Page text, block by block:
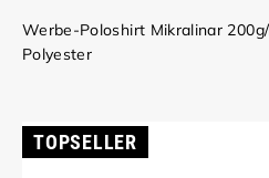
Werbe-Poloshirt Mikralinar
Polyester
TOPSELLER